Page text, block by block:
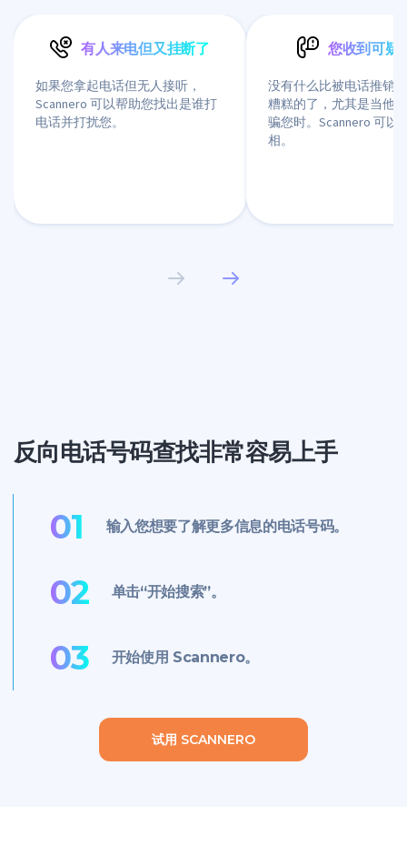
有人来电但又挂断了
如果您拿起电话但无人接听，
Scannero 可以帮助您找出是谁打
电话并打扰您。
您收到可疑
没有什么比被电话推销
糟糕的了，尤其是当他
骗您时。Scannero 可以
相。
反向电话号码查找非常容易上手
01 输入您想要了解更多信息的电话号码。
02 单击“开始搜索”。
03 开始使用 Scannero。
试用 SCANNERO